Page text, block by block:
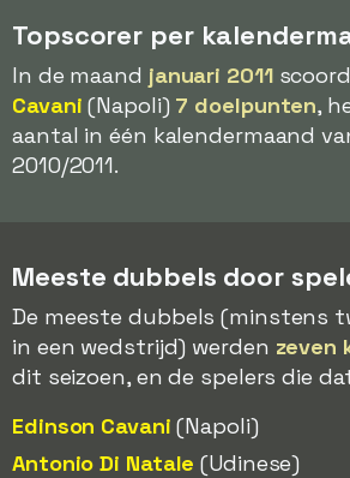
Topscorer per
In de maand januari 2011
Cavani (Napoli) 7 doelpunten,
aantal in één kalendermaand
2010/2011.
Meeste dubbels door
De meeste dubbels (minstens
in een wedstrijd) werden zeven
dit seizoen, en de spelers die
Edinson Cavani (Napoli)
Antonio Di Natale (Udinese)